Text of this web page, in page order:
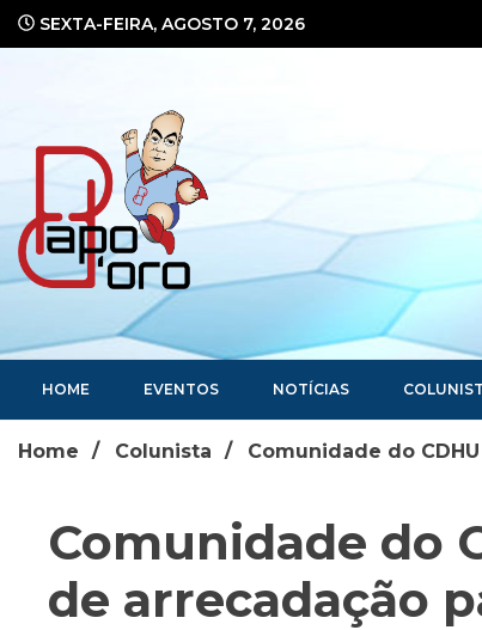
SEXTA-FEIRA, AGOSTO 7, 2026
Portal de Notícias
HOME EVENTOS NOTÍCIAS
Home Colunista Comunidade do
Comunidade do
de arrecadação